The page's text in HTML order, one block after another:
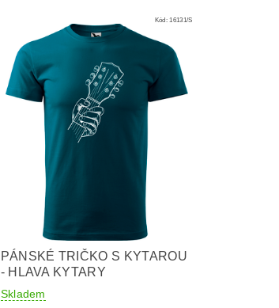
Kód:16131/S
PÁNSKÉ TRIČKO S KYTAROU
- HLAVA KYTARY
Skladem